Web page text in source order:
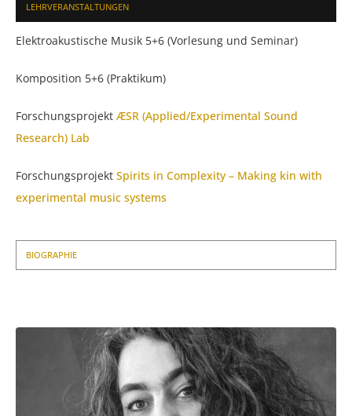
LEHRVERANSTALTUNGEN
Elektroakustische Musik 5+6 (Vorlesung und Seminar)
Komposition 5+6 (Praktikum)
Forschungsprojekt ÆSR (Applied/Experimental Sound
Research) Lab
Forschungsprojekt Spirits in Complexity – Making kin with
experimental music systems
BIOGRAPHIE